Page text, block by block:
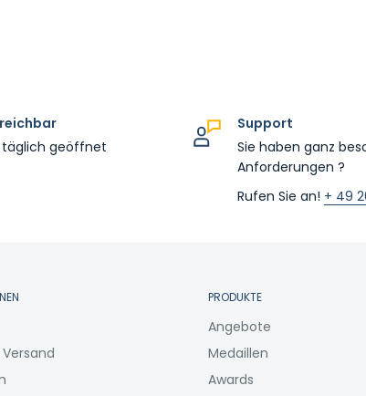
täglich geöffnet
Support
Sie haben ganz
Anforderungen ?
Rufen Sie an! + 49
PRODUKTE
Angebote
Medaillen
Awards